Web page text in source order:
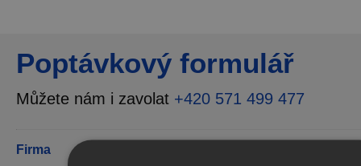
Poptávkový formulář
Můžete nám i zavolat +420 571 499 477
Firma